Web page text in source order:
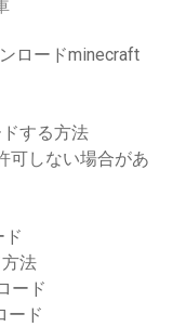
ロードminecraft
する方法
可しない場合があ
法
ード
ード